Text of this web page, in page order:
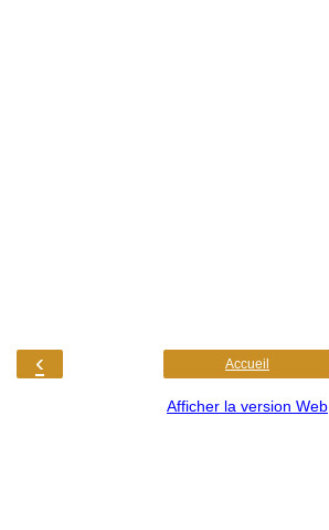
‹ Accueil
Afficher la version Web